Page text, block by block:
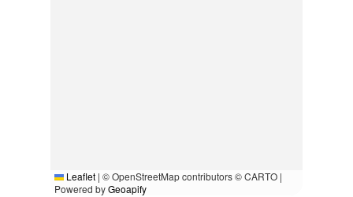
Leaflet | © OpenStreetMap contributors © CARTO |
Powered byGeoapify